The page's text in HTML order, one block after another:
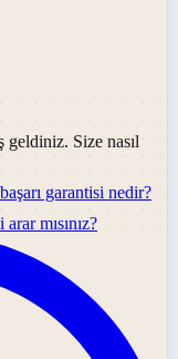
geldiniz. Size nasıl
garantisi nedir?
mısınız?